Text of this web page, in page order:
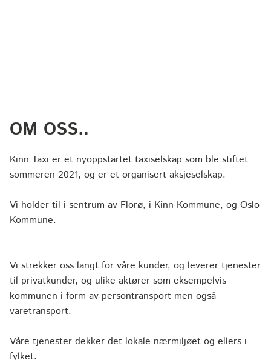
OM OSS..
Kinn Taxi er et nyoppstartet taxiselskap som ble stiftet
sommeren 2021, og er et organisert aksjeselskap.
Vi holder til i sentrum av Florø, i Kinn Kommune, og Oslo
Kommune.
Vi strekker oss langt for våre kunder, og leverer tjenester
til privatkunder, og ulike aktører som eksempelvis
kommunen i form av persontransport men også
varetransport.
Våre tjenester dekker det lokale nærmiljøet og ellers i
fylket.